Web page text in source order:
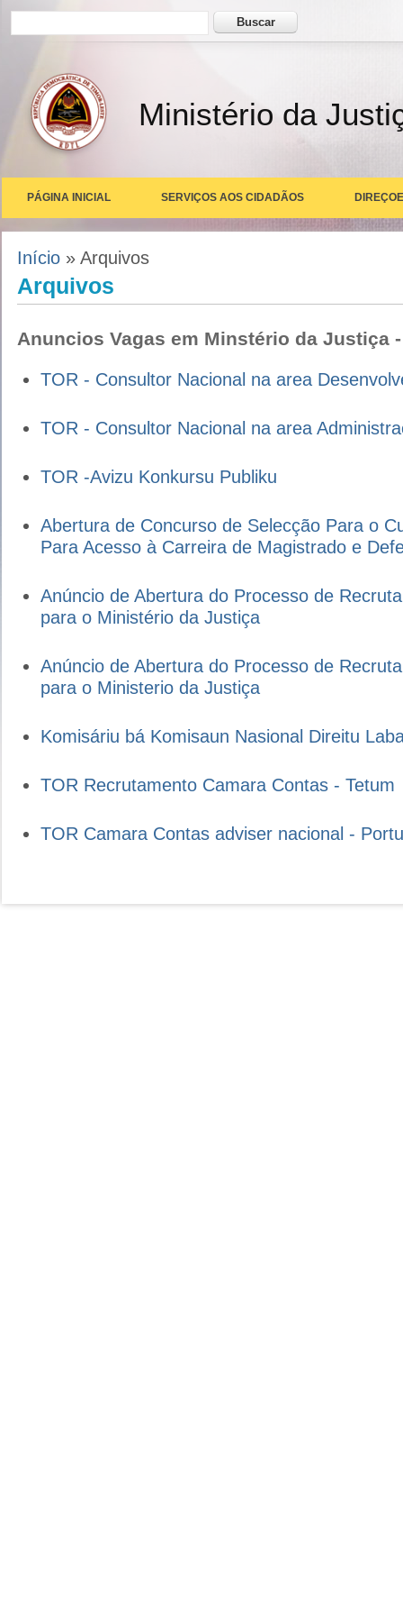
Formulário de busca Buscar
Ministério da
PÁGINA INICIAL SERVIÇOS AOS CIDADÃOS
Você está aqui
Início » Arquivos
Arquivos
Anuncios Vagas em Minstério da Justiça
TOR - Consultor Nacional na area
TOR - Consultor Nacional na area
TOR -Avizu Konkursu Publiku
Abertura de Concurso de Selecção Para o
Para Acesso à Carreira de Magistrado e
Anúncio de Abertura do Processo de
para o Ministério da Justiça
Anúncio de Abertura do Processo de
para o Ministerio da Justiça
Komisáriu bá Komisaun Nasional Direitu
TOR Recrutamento Camara Contas - Tetum
TOR Camara Contas adviser nacional -